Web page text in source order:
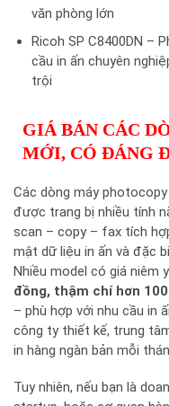
văn phòng lớn
Ricoh SP C8400DN –
cầu in ấn chuyên
trội
GIÁ BÁN CÁC
MỚI, CÓ ĐÁNG
Các dòng máy
được trang bị nhiều tính
scan – copy – fax tích
mật dữ liệu in ấn và đặc
Nhiều model có giá niêm
đồng, thậm chí hơn
– phù hợp với nhu cầu in
công ty thiết kế, trung
in hàng ngàn bản mỗi
Tuy nhiên, nếu bạn là